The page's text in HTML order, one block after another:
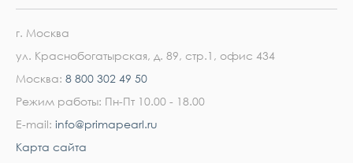
г. Москва
ул. Краснобогатырская, д. 89, стр.1, офис 434
Москва: 8 800 302 49 50
Режим работы: Пн-Пт 10.00 - 18.00
E-mail: info@primapearl.ru
Карта сайта